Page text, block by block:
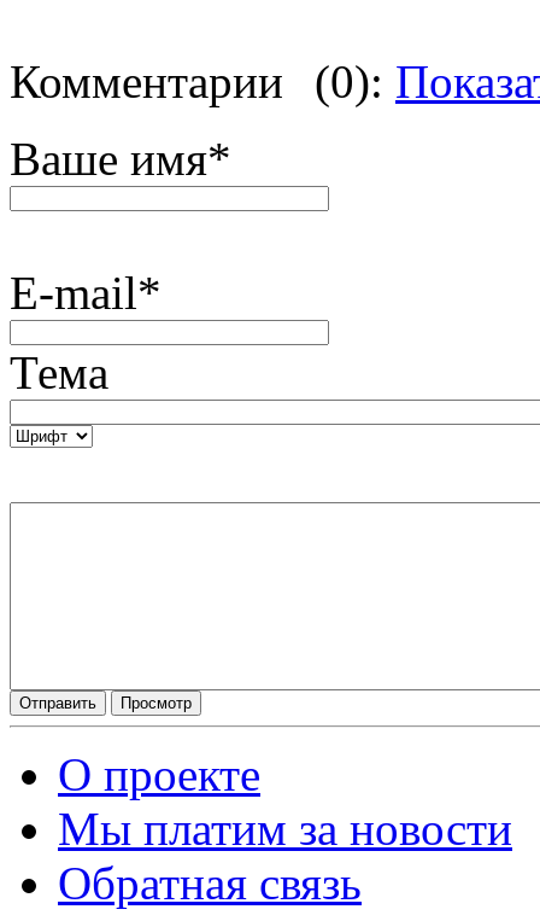
Комментарии (0):
Ваше имя*
E-mail*
Тема
О проекте
Мы платим за новости
Обратная связь